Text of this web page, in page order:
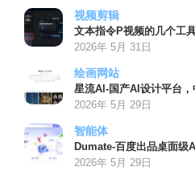
视频剪辑
文本指令P视频的几个工
2026年 5月 31日
绘画网站
星流AI-国产AI设计平台
2026年 5月 29日
智能体
Dumate-百度出品桌面级
2026年 5月 29日